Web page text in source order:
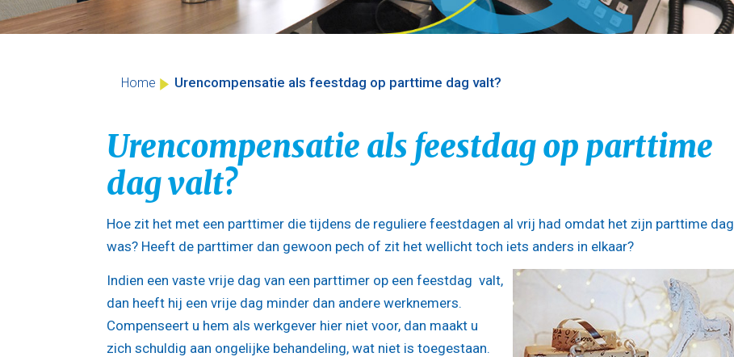
Home Urencompensatie als feestdag op parttime dag valt?
Urencompensatie als feestdag op parttime
dag valt?
Hoe zit het met een parttimer die tijdens de reguliere feestdagen al vrij had omdat het zijn parttime dag
was? Heeft de parttimer dan gewoon pech of zit het wellicht toch iets anders in elkaar?
Indien een vaste vrije dag van een parttimer op een feestdag valt,
dan heeft hij een vrije dag minder dan andere werknemers.
Compenseert u hem als werkgever hier niet voor, dan maakt u
zich schuldig aan ongelijke behandeling, wat niet is toegestaan.